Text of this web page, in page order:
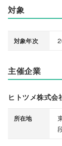
対象
対象年次
主催企業
ヒトツメ株式会
所在地